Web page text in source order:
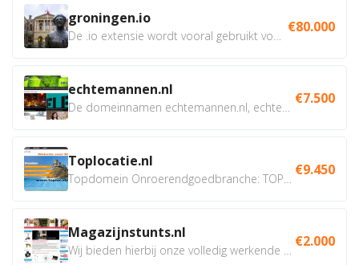
groningen.io €80.000
echtemannen.nl €7.500
Toplocatie.nl €9.450
Magazijnstunts.nl €2.000